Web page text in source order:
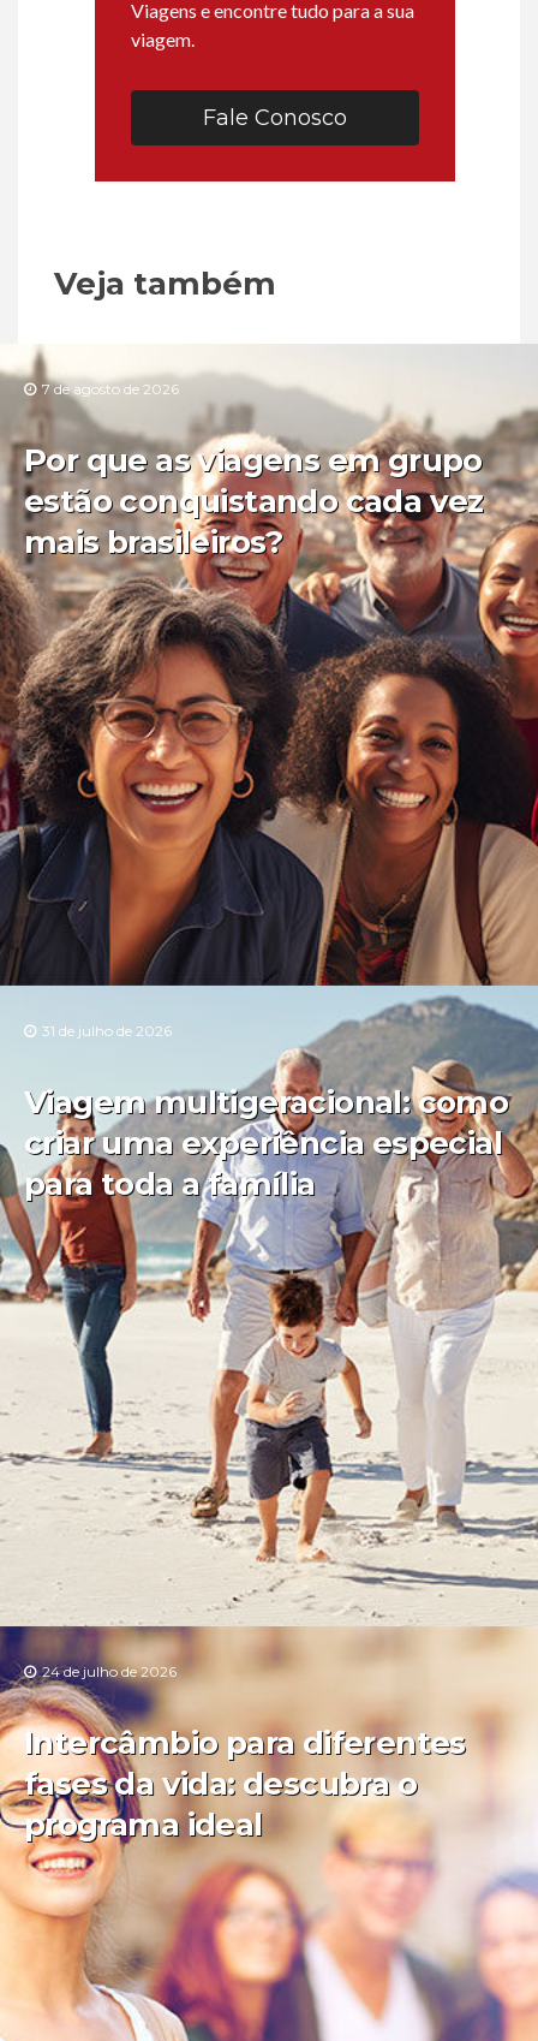
Viagens e encontre tudo para a sua
viagem.
Fale Conosco
Veja também
7 de agosto de 2026
Por que as viagens em grupo
estão conquistando cada vez
mais brasileiros?
31 de julho de 2026
Viagem multigeracional: como
criar uma experiência especial
para toda a família
24 de julho de 2026
Intercâmbio para diferentes
fases da vida: descubra o
programa ideal